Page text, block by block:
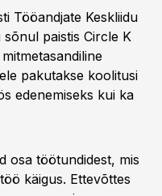
Tööandjate Keskliidu
paistis Circle K
pakutakse koolitusi
edenemiseks kui ka
osa töötundidest, mis
käigus. Ettevõttes